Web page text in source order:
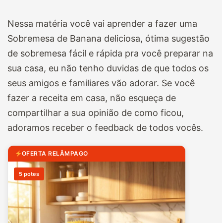
Nessa matéria você vai aprender a fazer uma
Sobremesa de Banana deliciosa, ótima sugestão
de sobremesa fácil e rápida pra você preparar na
sua casa, eu não tenho duvidas de que todos os
seus amigos e familiares vão adorar. Se você
fazer a receita em casa, não esqueça de
compartilhar a sua opinião de como ficou,
adoramos receber o feedback de todos vocês.
OFERTA RELÂMPAGO
5 potes